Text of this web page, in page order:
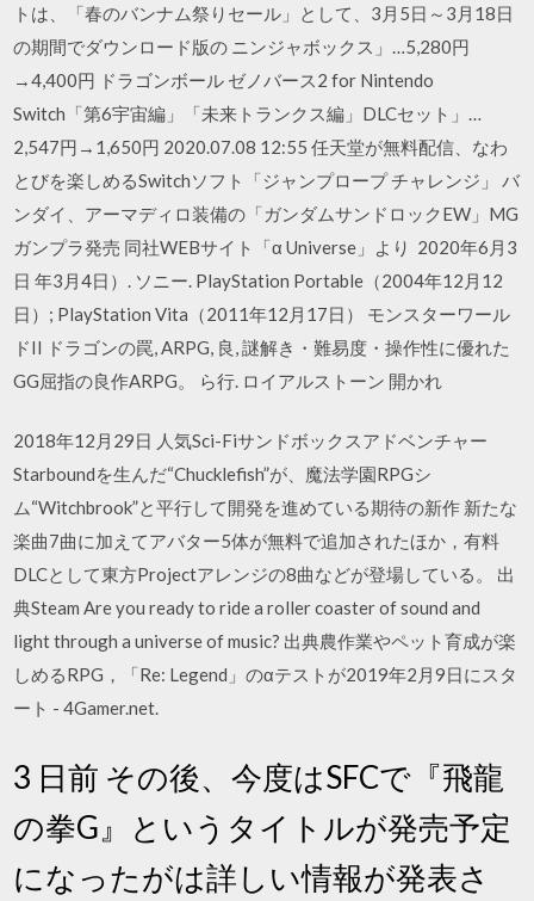
トは、「春のバンナム祭りセール」として、3月5日～3月18日
の期間でダウンロード版の ニンジャボックス」…5,280円
→4,400円 ドラゴンボール ゼノバース2 for Nintendo
Switch「第6宇宙編」「未来トランクス編」DLCセット」…
2,547円→1,650円 2020.07.08 12:55 任天堂が無料配信、なわ
とびを楽しめるSwitchソフト「ジャンプロープ チャレンジ」 バ
ンダイ、アーマディロ装備の「ガンダムサンドロックEW」MG
ガンプラ発売 同社WEBサイト「α Universe」より 2020年6月3
日 年3月4日）. ソニー. PlayStation Portable（2004年12月12
日）; PlayStation Vita（2011年12月17日） モンスターワール
ドII ドラゴンの罠, ARPG, 良, 謎解き・難易度・操作性に優れた
GG屈指の良作ARPG。 ら行. ロイアルストーン 開かれ
2018年12月29日 人気Sci-Fiサンドボックスアドベンチャー
Starboundを生んだ“Chucklefish”が、魔法学園RPGシ
ム“Witchbrook”と平行して開発を進めている期待の新作 新たな
楽曲7曲に加えてアバター5体が無料で追加されたほか，有料
DLCとして東方Projectアレンジの8曲などが登場している。 出
典Steam Are you ready to ride a roller coaster of sound and
light through a universe of music? 出典農作業やペット育成が楽
しめるRPG，「Re: Legend」のαテストが2019年2月9日にスタ
ート - 4Gamer.net.
3 日前 その後、今度はSFCで『飛龍
の拳G』というタイトルが発売予定
になったがは詳しい情報が発表さ